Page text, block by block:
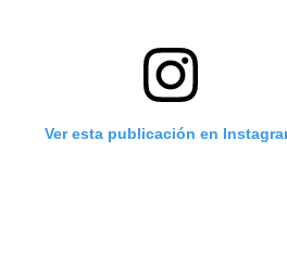
Ver esta publicación en